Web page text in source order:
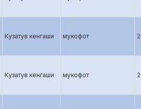
Кузатув кенгаши мукофот
Кузатув кенгаши мукофот